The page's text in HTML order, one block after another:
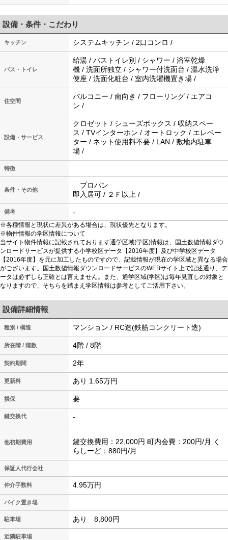
設備・条件・こだわり
キッチン システムキッチン / 2口コンロ /
バス・トイレ
給湯 / バストイレ別 / シャワー / 浴室乾燥
機 / 洗面所独立 / シャワー付洗面台 / 温水洗浄
便座 / 洗面化粧台 / 室内洗濯機置き場 /
住空間
バルコニー / 南向き / フローリング / エアコ
ン /
設備・サービス
クロゼット / シューズボックス / 収納スペー
ス / TVインターホン / オートロック / エレベー
ター / ネット使用料不要 / LAN / 敷地内駐車
場 /
特徴
条件・その他
プロパン
即入居可 / ２Ｆ以上 /
備考 -
※各種情報と現状に差異がある場合は、現状優先となります。
※物件情報の学区情報について
当サイト物件情報に記載されております通学区域(学区)情報は、国土数値情報ダウ
ンロードサービスが提供する小学校区データ【2016年度】及び中学校区データ
【2016年度】を元に加工したものですので、記載情報が現在の学区域と異なる場合
がございます。国土数値情報ダウンロードサービスのWEBサイト上で記述通り、デ
ータは必ずしも正確とは言えません。また、通学区域(学区)は毎年見直しの対象と
なりますので、そちらを踏まえ学区情報は参考としてご活用下さい。
設備詳細情報
種別 / 構造 マンション / RC造(鉄筋コンクリート造)
所在階 / 階数 4階 / 8階
契約期間 2年
更新料 あり 1.65万円
損保 要
鍵交換代 -
他初期費用
鍵交換費用：22,000円 町内会費：200円/月 く
らしーど：880円/月
保証人代行会社
仲介手数料 4.95万円
バイク置き場
駐車場 あり 8,800円
近隣駐車場